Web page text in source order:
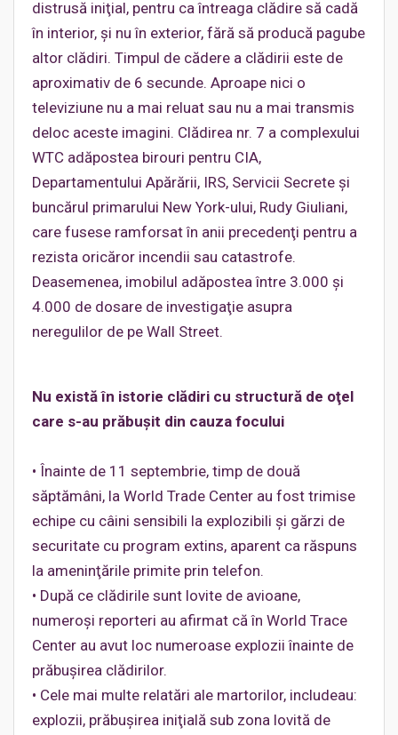
distrusă iniţial, pentru ca întreaga clădire să cadă
în interior, şi nu în exterior, fără să producă pagube
altor clădiri. Timpul de cădere a clădirii este de
aproximativ de 6 secunde. Aproape nici o
televiziune nu a mai reluat sau nu a mai transmis
deloc aceste imagini. Clădirea nr. 7 a complexului
WTC adăpostea birouri pentru CIA,
Departamentului Apărării, IRS, Servicii Secrete şi
buncărul primarului New York-ului, Rudy Giuliani,
care fusese ramforsat în anii precedenţi pentru a
rezista oricăror incendii sau catastrofe.
Deasemenea, imobilul adăpostea între 3.000 şi
4.000 de dosare de investigaţie asupra
neregulilor de pe Wall Street.
Nu există în istorie clădiri cu structură de oţel
care s-au prăbuşit din cauza focului
• Înainte de 11 septembrie, timp de două
săptămâni, la World Trade Center au fost trimise
echipe cu câini sensibili la explozibili şi gărzi de
securitate cu program extins, aparent ca răspuns
la ameninţările primite prin telefon.
• După ce clădirile sunt lovite de avioane,
numeroşi reporteri au afirmat că în World Trace
Center au avut loc numeroase explozii înainte de
prăbuşirea clădirilor.
• Cele mai multe relatări ale martorilor, includeau:
explozii, prăbuşirea iniţială sub zona lovită de